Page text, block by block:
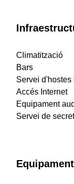
Climatització
Bars
Servei d'hostes
Accés Internet
Equipament
Servei de